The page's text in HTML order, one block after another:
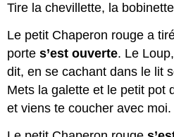
Tire la chevillette, la
Le petit Chaperon rouge a
portes’est ouverte. Le
dit, en se cachant dans le lit
Mets la galette et le petit pot
et viens te coucher avec moi.